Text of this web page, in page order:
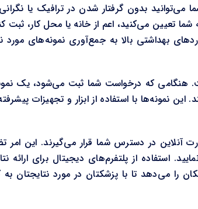
می‌توانید بدون گرفتار شدن در ترافیک یا
شما تعیین می‌کنید، اعم از خانه یا محل کار،
بهداشتی بالا به جمع‌آوری نمونه‌های مورد
هنگامی که درخواست شما ثبت می‌شود، یک
نمونه‌ها با استفاده از ابزار و تجهیزات
آنلاین در دسترس شما قرار می‌گیرند. این امر
استفاده از پلتفرم‌های دیجیتال برای ارائه
می‌دهد تا با پزشکتان در مورد نتایجتان به